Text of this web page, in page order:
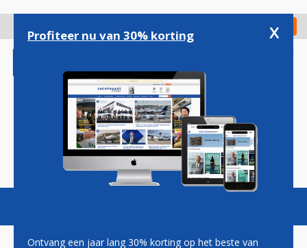
gaan
Check in
Magazine Podcasts Vacatures
Profiteer nu van 30% korting x
Ontvang een jaar lang 30% korting op het beste van